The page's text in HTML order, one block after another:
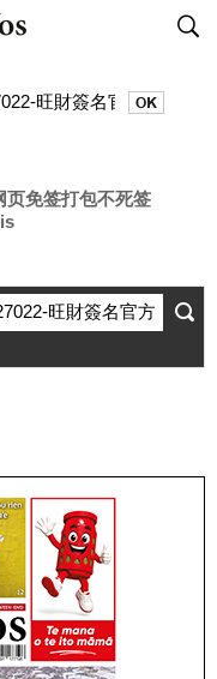
免签打包不死签